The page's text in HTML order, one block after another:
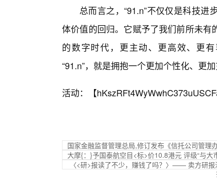
总而言之，“91.n”不仅仅是科技
体价值的回归。它赋予了我们前所未
的数字时代，更主动、更高效、更
“91.n”，就是拥抱一个更加个性化、更
活动：【
国家金融监督管理总局,修订发布《信托公司管理
大摩{：}予国泰航空目<标>价10.8港元 评级“与大
〈<研>报读了不少，赚钱了吗？〉—— 卖方研